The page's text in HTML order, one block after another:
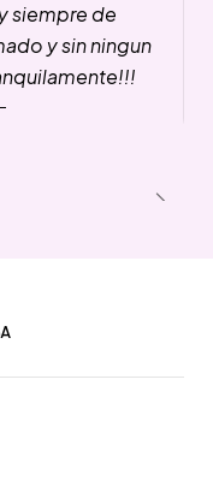
siempre de
y sin ningun